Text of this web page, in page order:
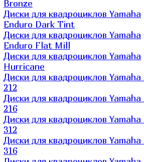
Bronze
Диски для квадроциклов Yamaha
Enduro Dark Tint
Диски для квадроциклов Yamaha
Enduro Flat Mill
Диски для квадроциклов Yamaha
Hurricane
Диски для квадроциклов
212
Диски для квадроциклов
216
Диски для квадроциклов
312
Диски для квадроциклов
316